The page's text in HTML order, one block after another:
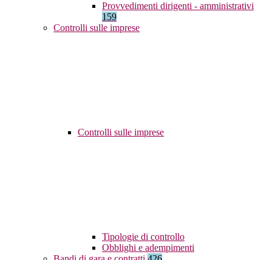
Provvedimenti dirigenti - amministrativi
159
Controlli sulle imprese
Controlli sulle imprese
Tipologie di controllo
Obblighi e adempimenti